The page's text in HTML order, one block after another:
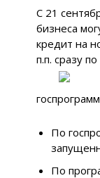
С 21
бизнеса
кредит на
п.п. сразу
По
По